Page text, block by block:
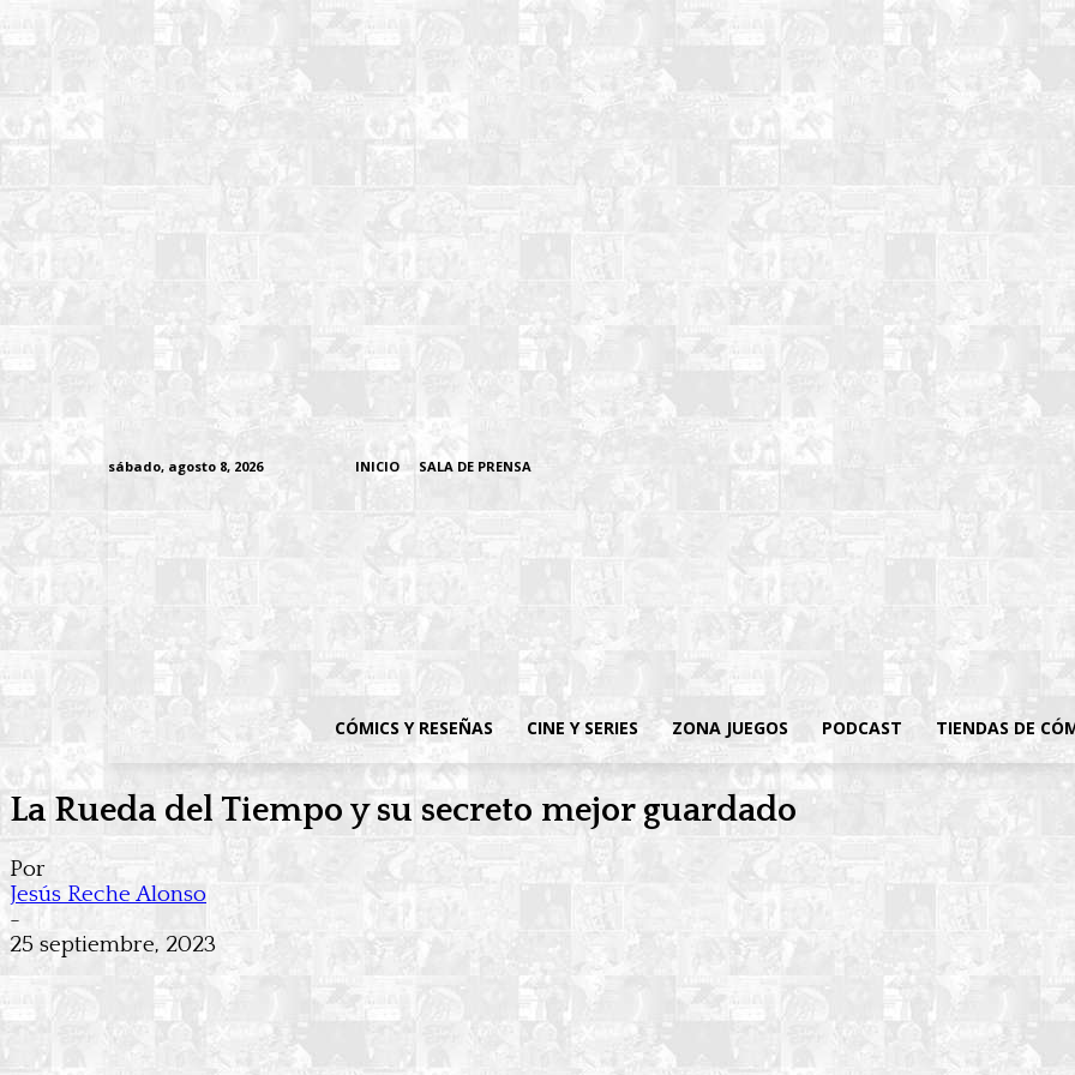
sábado, agosto 8, 2026 INICIO SALA DE PRENSA
CÓMICS Y RESEÑAS CINE Y SERIES ZONA JUEGOS PODCAST TIENDAS DE
La Rueda del Tiempo y su secreto mejor guardado
Por
Jesús Reche Alonso
-
25 septiembre, 2023